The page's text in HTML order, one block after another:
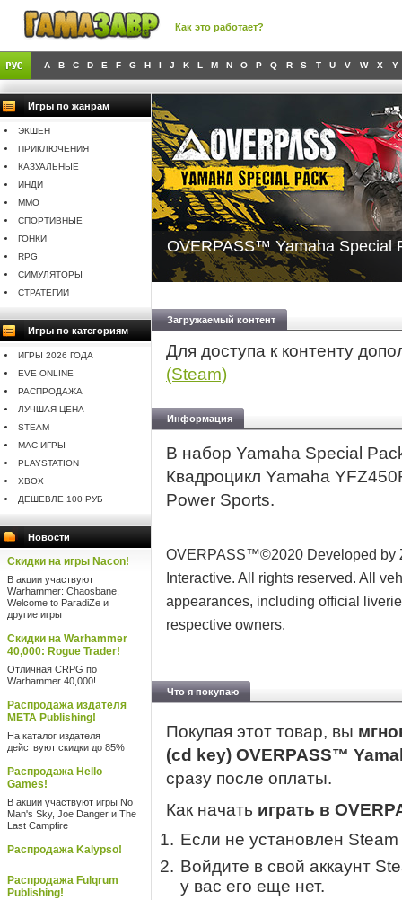
Как это работает?
A B C D E F G H I J K L M N O P Q R S T U V W X Y
Игры по жанрам
ЭКШЕН
ПРИКЛЮЧЕНИЯ
КАЗУАЛЬНЫЕ
ИНДИ
MMO
СПОРТИВНЫЕ
ГОНКИ
RPG
СИМУЛЯТОРЫ
СТРАТЕГИИ
Игры по категориям
ИГРЫ 2026 ГОДА
EVE ONLINE
РАСПРОДАЖА
ЛУЧШАЯ ЦЕНА
STEAM
MAC ИГРЫ
PLAYSTATION
XBOX
ДЕШЕВЛЕ 100 РУБ
Новости
Скидки на игры Nacon!
В акции участвуют
Warhammer: Chaosbane,
Welcome to ParadiZe и
другие игры
Скидки на Warhammer
40,000: Rogue Trader!
Отличная CRPG по
Warhammer 40,000!
Распродажа издателя
META Publishing!
На каталог издателя
действуют скидки до 85%
Распродажа Hello
Games!
В акции участвуют игры No
Man's Sky, Joe Danger и The
Last Campfire
Распродажа Kalypso!
Распродажа Fulqrum
Publishing!
OVERPASS™ Yamaha Special
Загружаемый контент
Для доступа к контенту
(Steam)
Информация
В набор Yamaha Special
Квадроцикл Yamaha
Power Sports.
OVERPASS™©2020 Developed by
Interactive. All rights reserved. All
appearances, including official
respective owners.
Что я покупаю
Покупая этот товар, вы
(cd key) OVERPASS™
сразу после оплаты.
Как начать играть в
Если не установлен
Войдите в свой аккаунт
у вас его еще нет.